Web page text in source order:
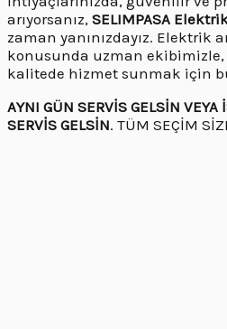
arıyorsanız, SELIMPASA
zaman yanınızdayız. Elektrik
konusunda uzman ekibimizle,
kalitede hizmet sunmak için
AYNI GÜN SERVİS GELSİN VEYA
SERVİS GELSİN. TÜM SEÇİM